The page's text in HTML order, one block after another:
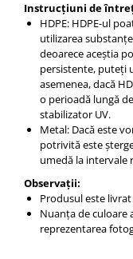
Instrucțiuni de
HDPE: HDPE-ul
utilizarea
deoarece aceștia
persistente, puteți
asemenea, dacă
o perioadă lungă
stabilizator UV.
Metal: Dacă este
potrivită este
umedă la intervale
Observații:
Produsul este
Nuanța de culoare
reprezentarea